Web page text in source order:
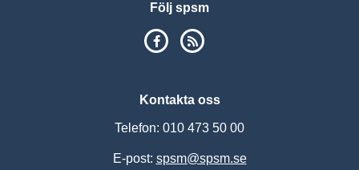
Följ spsm
SPSM på Facebook
Kontakta oss
Telefon: 010 473 50 00
E-post: spsm@spsm.se